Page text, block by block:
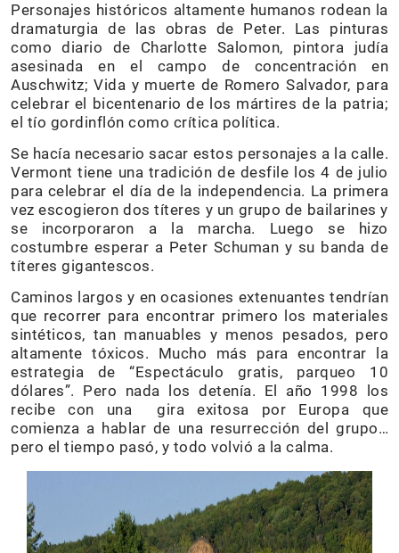
Personajes históricos altamente humanos rodean la
dramaturgia de las obras de Peter. Las pinturas
como diario de Charlotte Salomon, pintora judía
asesinada en el campo de concentración en
Auschwitz; Vida y muerte de Romero Salvador, para
celebrar el bicentenario de los mártires de la patria;
el tío gordinflón como crítica política.
Se hacía necesario sacar estos personajes a la calle.
Vermont tiene una tradición de desfile los 4 de julio
para celebrar el día de la independencia. La primera
vez escogieron dos títeres y un grupo de bailarines y
se incorporaron a la marcha. Luego se hizo
costumbre esperar a Peter Schuman y su banda de
títeres gigantescos.
Caminos largos y en ocasiones extenuantes tendrían
que recorrer para encontrar primero los materiales
sintéticos, tan manuables y menos pesados, pero
altamente tóxicos. Mucho más para encontrar la
estrategia de “Espectáculo gratis, parqueo 10
dólares”. Pero nada los detenía. El año 1998 los
recibe con una gira exitosa por Europa que
comienza a hablar de una resurrección del grupo…
pero el tiempo pasó, y todo volvió a la calma.